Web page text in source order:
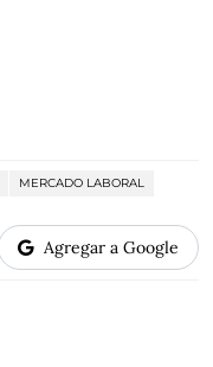
MERCADO LABORAL
Agregar a Google